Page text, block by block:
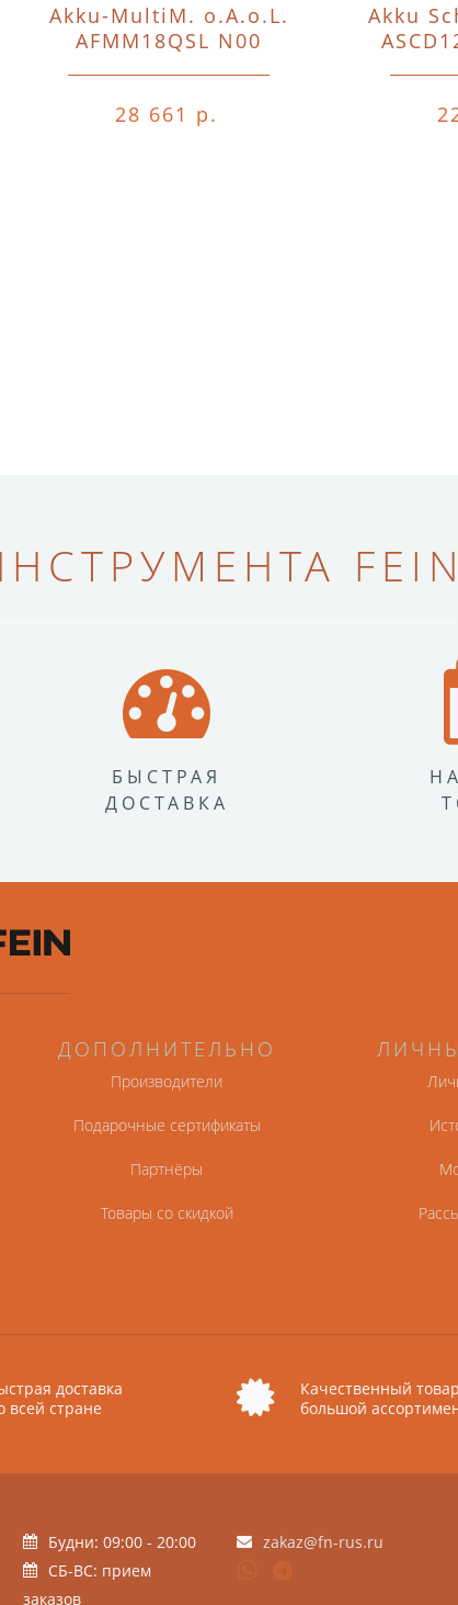
Akku-MultiM. o.A.o.L.
AFMM18QSL N00
28 661 р.
Akku
FEIN
БЫСТРАЯ
ДОСТАВКА
ДОПОЛНИТЕЛЬНО
Производители
Подарочные сертификаты
Партнёры
Товары со скидкой
доставка
всей стране
Качественный товар
большой
Будни: 09:00 - 20:00
СБ-ВС: прием
заказов
zakaz@fn-rus.ru